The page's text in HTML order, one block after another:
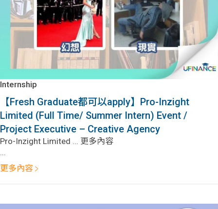
Internship
【Fresh Graduate都可以apply】Pro-Inzight
Limited (Full Time/ Summer Intern) Event /
Project Executive – Creative Agency
Pro-Inzight Limited ... 更多內容
...
更多內容